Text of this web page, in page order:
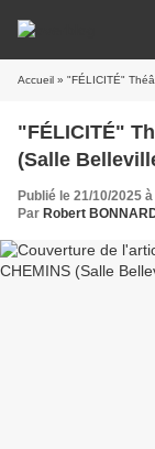
Accueil » "FÉLICITÉ"
"FÉLICITÉ"
(Salle
Publié le 21/10/2025
Par Robert